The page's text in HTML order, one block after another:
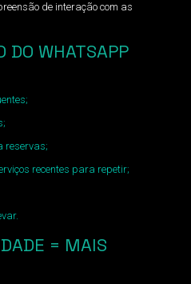
de interação com as
DO WHATSAPP
reservas;
recentes para repetir;
= MAIS